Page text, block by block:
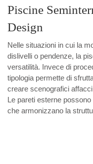
Piscine
Design
Nelle situazioni in cui la
dislivelli o pendenze, la
versatilità. Invece di
tipologia permette di
creare scenografici
Le pareti esterne
che armonizzano la